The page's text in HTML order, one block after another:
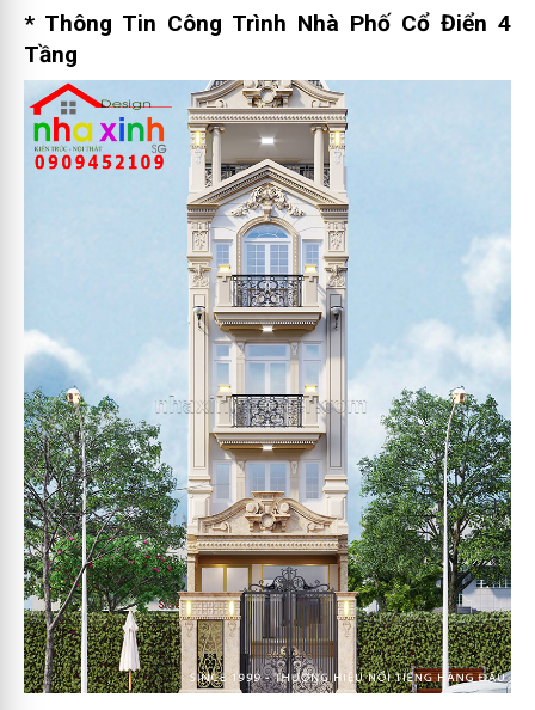
* Thông Tin Công Trình Nhà Phố Cổ Điển 4
Tầng